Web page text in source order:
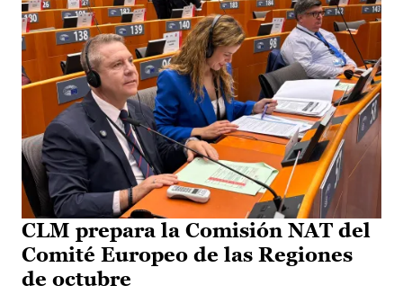
CLM prepara la Comisión NAT del
Comité Europeo de las Regiones
de octubre